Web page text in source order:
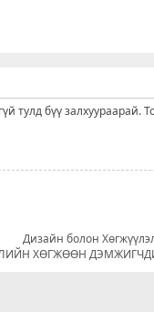
тулд бүү
Дизайн болон
ХӨГЖӨӨН